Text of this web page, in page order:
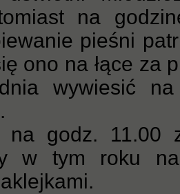
na
pieśni
ono na łące za
wywiesić
na godz. 11.00
w tym roku